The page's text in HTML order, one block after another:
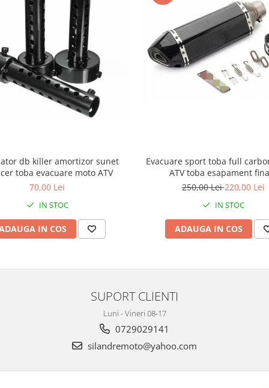
db killer amortizor sunet
toba evacuare moto ATV
70,00 Lei
IN STOC
IN COS
Evacuare sport toba full
ATV toba esapament
250,00 Lei220,00 Lei
IN STOC
ADAUGA IN COS
SUPORT CLIENTI
Luni - Vineri 08-17
0729029141
silandremoto@yahoo.com